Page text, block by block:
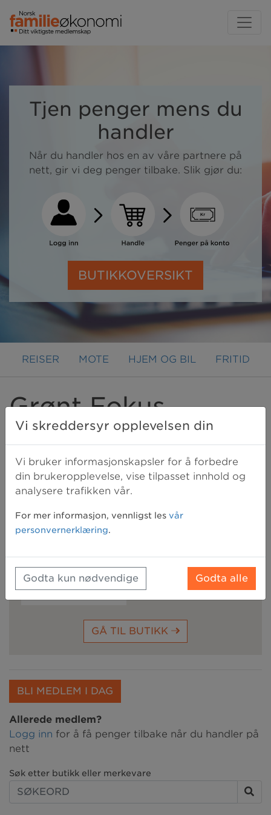
Tjen penger mens du
handler
Når du handler hos en av våre partnere på
nett, gir vi deg penger tilbake. Slik gjør du:
BUTIKKOVERSIKT
REISER MOTE HJEM OG BIL FRITID
Søk etter butikk eller merkevare
Grønt Fokus
Grønt Fokus er Norges største og
ledende leverandør av drivhus,
veksthus, hagestue og vinterhage.
Vi gjør oppmerksom på at du ikke får penger
tilbake for mva, frakt eller øvrige
tilbake
GÅ TIL BUTIKK
BLI MEDLEM I DAG
Allerede medlem?
Logg inn for å få penger tilbake når du handler på
nett
Vi skreddersyr opplevelsen din
Vi bruker informasjonskapsler for å forbedre
din brukeropplevelse, vise tilpasset innhold og
analysere trafikken vår.
For mer informasjon, vennligst les vår
personvernerklæring.
Godta kun nødvendige Godta alle